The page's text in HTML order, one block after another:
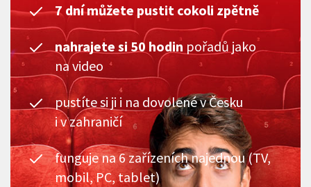
7 dní můžete pustit cokoli zpětně
nahrajete si 50 hodin pořadů jako
na video
pustíte si ji i na dovolené v Česku
i v zahraničí
funguje na 6 zařízeních najednou (TV,
mobil, PC, tablet)